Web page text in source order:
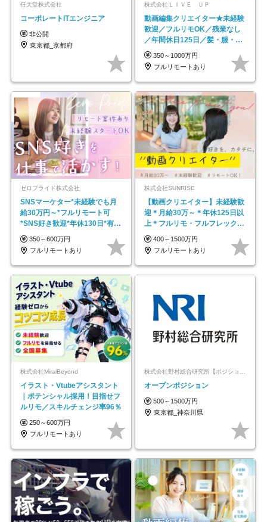
任天堂株式会社
コーポレートITエンジニア
非公開
東京都_京都府
株式会社ＬＩＶＥ ＵＰ
動画編集クリエイター★未経験
歓迎／フルリモOK／残業なし
／年間休日125日／髪・服・ネ
イル自由／研修充実で安心
350～1000万円
フルリモートあり
ゼロプライド株式会社
SNSマーケター*未経験でも月
給30万円～*フルリモート可
*SNS好き歓迎*年休130日*有休
取得率100%
350～600万円
フルリモートあり
株式会社SUNRISE
【動画クリエイター】未経験歓
迎＊月給30万～＊年休125日以
上＊フルリモ・フルフレックス
◆10名の採用が決定◆
400～1500万円
フルリモートあり
株式会社MiraiBeyond
イラスト・Vtubeアシスタント
｜ポテンシャル採用！目指せフ
ルリモ／スキルチェンジ率96％
250～600万円
フルリモートあり
株式会社野村総合研究所【ポジションマッチ登録】
オープンポジション
500～1500万円
東京都_神奈川県